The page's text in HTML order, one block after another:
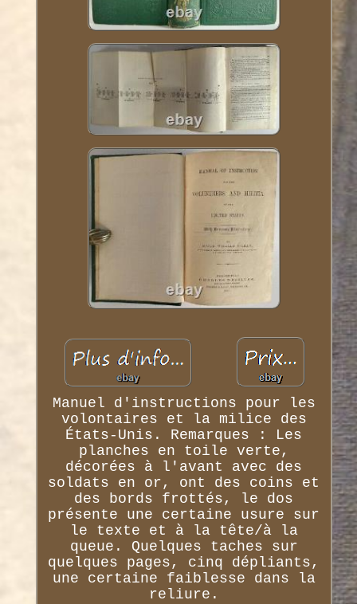
Manuel d'instructions pour les
volontaires et la milice des
États-Unis. Remarques : Les
planches en toile verte,
décorées à l'avant avec des
soldats en or, ont des coins et
des bords frottés, le dos
présente une certaine usure sur
le texte et à la tête/à la
queue. Quelques taches sur
quelques pages, cinq dépliants,
une certaine faiblesse dans la
reliure.